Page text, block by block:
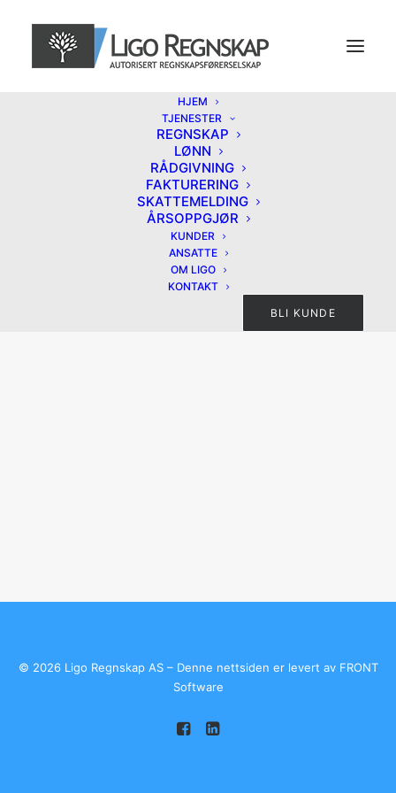
HJEM
TJENESTER
REGNSKAP
LØNN
RÅDGIVNING
FAKTURERING
SKATTEMELDING
ÅRSOPPGJØR
KUNDER
ANSATTE
OM LIGO
KONTAKT
BLI KUNDE
© 2026 Ligo Regnskap AS – Denne nettsiden er levert av FRONT
Software